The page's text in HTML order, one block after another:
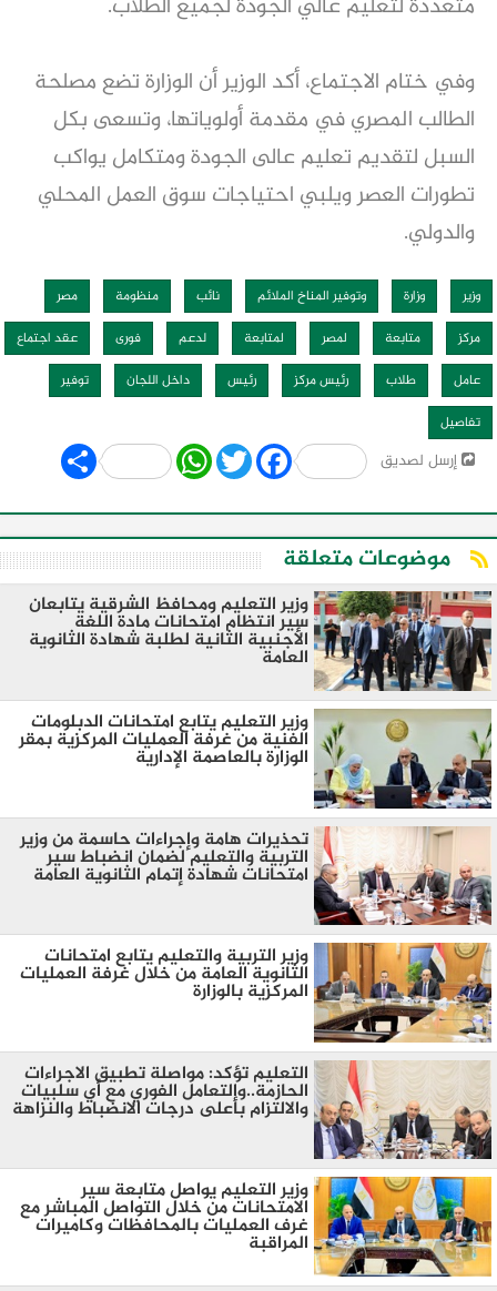
متعددة لتعليم عالي الجودة لجميع الطلاب.
وفي ختام الاجتماع، أكد الوزير أن الوزارة تضع مصلحة
الطالب المصري في مقدمة أولوياتها، وتسعى بكل
السبل لتقديم تعليم عالى الجودة ومتكامل يواكب
تطورات العصر ويلبي احتياجات سوق العمل المحلي
والدولي.
وزير وزارة وتوفير المناخ الملائم نائب منظومة
مصر
مركز
متابعة لمصر لمتابعة لدعم فورى
عقد اجتماع
عامل
طلاب رئيس مركز رئيس داخل اللجان
توفير
تفاصيل
إرسل لصديق Share WhatsApp
Twitter Facebook
موضوعات متعلقة
وزير التعليم ومحافظ الشرقية يتابعان
سير انتظام امتحانات مادة اللغة
الأجنبية الثانية لطلبة شهادة الثانوية
العامة
وزير التعليم يتابع امتحانات الدبلومات
الفنية من غرفة العمليات المركزية بمقر
الوزارة بالعاصمة الإدارية
تحذيرات هامة وإجراءات حاسمة من وزير
التربية والتعليم لضمان انضباط سير
امتحانات شهادة إتمام الثانوية العامة
وزير التربية والتعليم يتابع امتحانات
الثانوية العامة من خلال غرفة العمليات
المركزية بالوزارة
التعليم تؤكد: مواصلة تطبيق الاجراءات
الحازمة..والتعامل الفوري مع أي سلبيات
والالتزام بأعلى درجات الانضباط والنزاهة
وزير التعليم يواصل متابعة سير
الامتحانات من خلال التواصل المباشر مع
غرف العمليات بالمحافظات وكاميرات
المراقبة